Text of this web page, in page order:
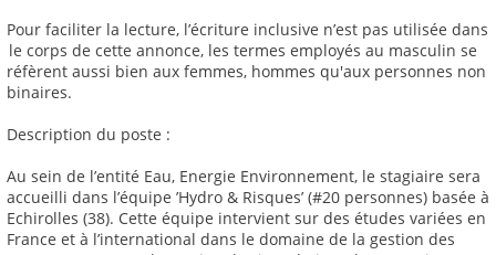
Pour faciliter la lecture, l’écriture inclusive n’est pas utilisée dans
le corps de cette annonce, les termes employés au masculin se
réfèrent aussi bien aux femmes, hommes qu'aux personnes non
binaires.
Description du poste :
Au sein de l’entité Eau, Energie Environnement, le stagiaire sera
accueilli dans l’équipe ’Hydro & Risques’ (#20 personnes) basée à
Echirolles (38). Cette équipe intervient sur des études variées en
France et à l’international dans le domaine de la gestion des